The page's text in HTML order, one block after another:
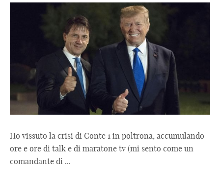
Ho vissuto la crisi di Conte 1 in poltrona, accumulando
ore e ore di talk e di maratone tv (mi sento come un
comandante di ...